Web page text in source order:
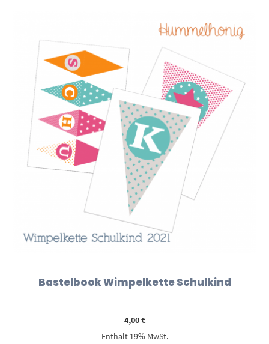
Bastelbook Wimpelkette Schulkind
4,00€
Enthält 19% MwSt.